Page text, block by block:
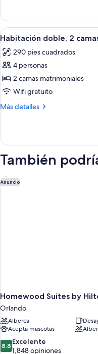
size
sofá
cama
1
cama
King
y
sofá
Abrir
todas
las
fotos
de
Habitación
doble,
matrimoniales,
junto
alberca
3
Habitación doble, 2
290 pies cuadrados
4 personas
2 camas matrimoniales
Wifi gratuito
Más detalles
Más
doble,
camas
junto
a
También
Anuncio
Homewood Suites by
Orlando
Alberca
Acepta mascotas
8.8
de
8.8 Excelente
1,848 opiniones
Homewood Suites by